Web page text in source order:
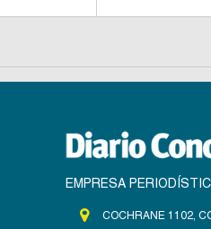
EMPRESA
COCHRANE 1102,